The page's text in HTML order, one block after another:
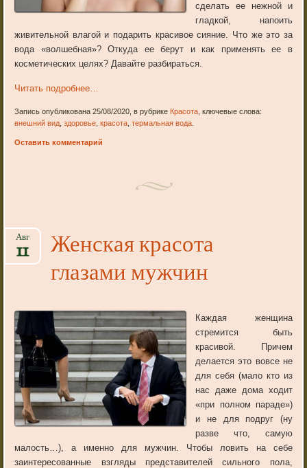
сделать ее нежной и
гладкой, напоить
живительной влагой и подарить красивое сияние. Что же это за
вода «волшебная»? Откуда ее берут и как применять ее в
косметических целях? Давайте разбираться.
Читать подробнее…
Запись опубликована 25/08/2020, в рубрике Красота , ключевые слова:
внешний вид ,здоровье ,красота ,термальная вода
Оставить комментарий
Женская красота
глазами мужчин
Авг
11
Каждая женщина
стремится быть
красивой. Причем
делается это вовсе не
для себя (мало кто из
нас даже дома ходит
«при полном параде»)
и не для подруг (ну
разве что, самую
малость…), а именно для мужчин. Чтобы ловить на себе
заинтересованные взгляды представителей сильного пола,